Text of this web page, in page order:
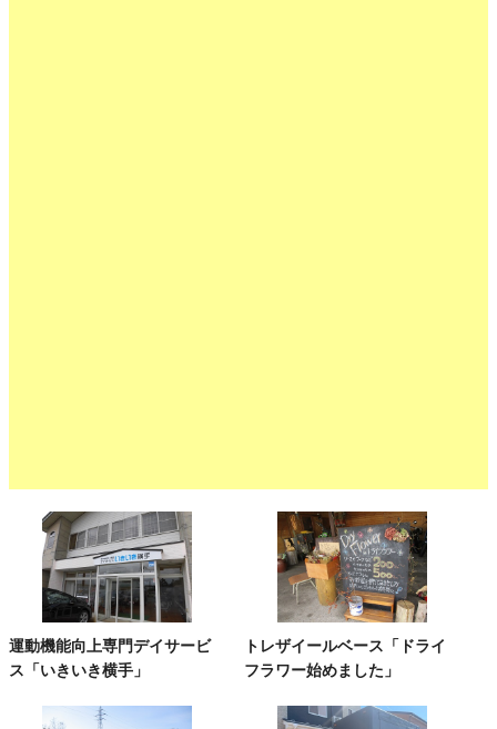
運動機能向上専門デイサービ
ス「いきいき横手」
トレザイールベース「ドライ
フラワー始めました」